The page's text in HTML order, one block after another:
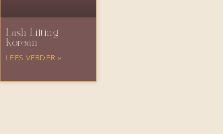
Lash Lifting
Korean
LEES VERDER »